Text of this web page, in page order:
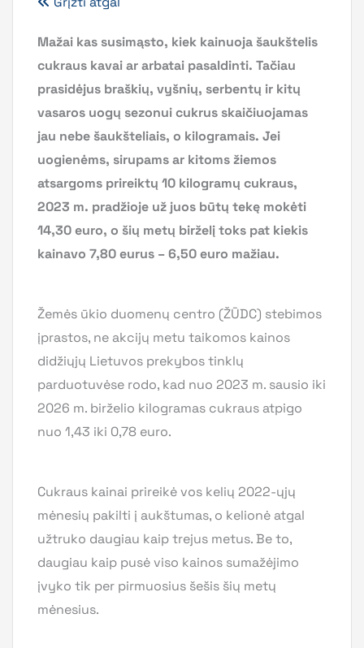
Mažai kas susimąsto, kiek kainuoja šaukštelis
cukraus kavai ar arbatai pasaldinti. Tačiau
prasidėjus braškių, vyšnių, serbentų ir kitų
vasaros uogų sezonui cukrus skaičiuojamas
jau nebe šaukšteliais, o kilogramais. Jei
uogienėms, sirupams ar kitoms žiemos
atsargoms prireiktų 10 kilogramų cukraus,
2023 m. pradžioje už juos būtų tekę mokėti
14,30 euro, o šių metų birželį toks pat kiekis
kainavo 7,80 eurus – 6,50 euro mažiau.
Žemės ūkio duomenų centro (ŽŪDC) stebimos
įprastos, ne akcijų metu taikomos kainos
didžiųjų Lietuvos prekybos tinklų
parduotuvėse rodo, kad nuo 2023 m. sausio iki
2026 m. birželio kilogramas cukraus atpigo
nuo 1,43 iki 0,78 euro.
Cukraus kainai prireikė vos kelių 2022-ųjų
mėnesių pakilti į aukštumas, o kelionė atgal
užtruko daugiau kaip trejus metus. Be to,
daugiau kaip pusė viso kainos sumažėjimo
įvyko tik per pirmuosius šešis šių metų
mėnesius.